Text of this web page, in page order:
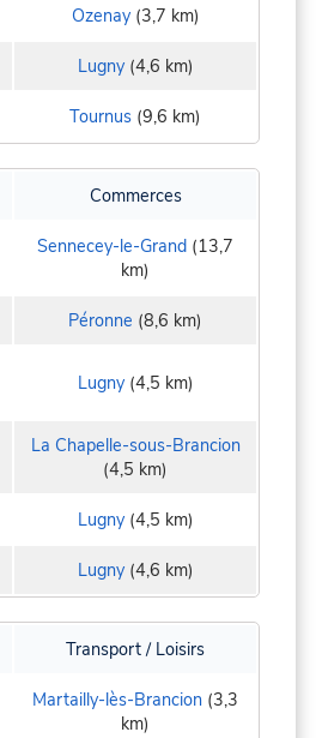
Ozenay(3,7 km)
Lugny(4,6 km)
Tournus (9,6 km)
Commerces
Sennecey-le-Grand (13,7
km)
Péronne (8,6 km)
Lugny(4,5 km)
La Chapelle-sous-Brancion
(4,5 km)
Lugny(4,5 km)
Lugny(4,6 km)
Transport / Loisirs
Martailly-lès-Brancion (3,3
km)